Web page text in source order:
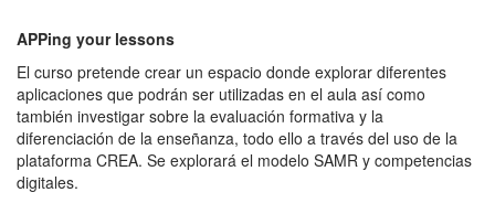
APPing your lessons
El curso pretende crear un espacio donde explorar diferentes
aplicaciones que podrán ser utilizadas en el aula así como
también investigar sobre la evaluación formativa y la
diferenciación de la enseñanza, todo ello a través del uso de la
plataforma CREA. Se explorará el modelo SAMR y competencias
digitales.